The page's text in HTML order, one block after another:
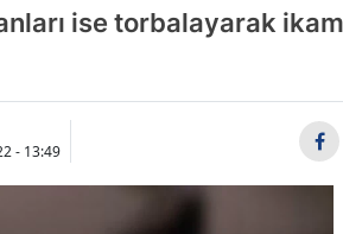
Balıkesir
ise torbalayarak
- 13:49